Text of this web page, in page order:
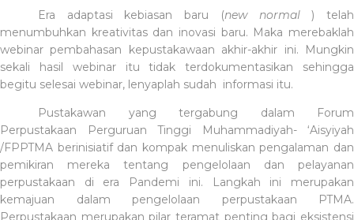
Era adaptasi kebiasan baru (new normal) telah
menumbuhkan kreativitas dan inovasi baru. Maka merebaklah
webinar pembahasan kepustakawaan akhir-akhir ini. Mungkin
sekali hasil webinar itu tidak terdokumentasikan sehingga
begitu selesai webinar, lenyaplah sudah informasi itu.
Pustakawan yang tergabung dalam Forum
Perpustakaan Perguruan Tinggi Muhammadiyah- ‘Aisyiyah
/FPPTMA berinisiatif dan kompak menuliskan pengalaman dan
pemikiran mereka tentang pengelolaan dan pelayanan
perpustakaan di era Pandemi ini. Langkah ini merupakan
kemajuan dalam pengelolaan perpustakaan PTMA.
Perpustakaan merupakan pilar teramat penting bagi eksistensi